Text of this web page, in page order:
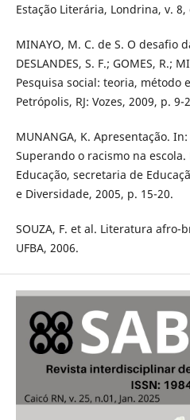
Estação Literária, Londrina, v. 8,
MINAYO, M. C. de S. O desafio
DESLANDES, S. F.; GOMES, R.;
Pesquisa social: teoria, método
Petrópolis, RJ: Vozes, 2009, p. 9-
MUNANGA, K. Apresentação.
Superando o racismo na
Educação, secretaria de
e Diversidade, 2005, p. 15-20.
SOUZA, F. et al. Literatura afro-
UFBA, 2006.